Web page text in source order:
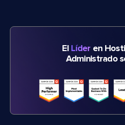
El Líder en
Administrado